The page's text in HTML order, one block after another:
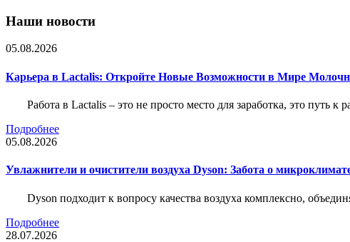
Наши новости
05.08.2026
Карьера в Lactalis: Откройте Новые Возможности в Мире
Работа в Lactalis – это не просто место для заработка, это путь
Подробнее
05.08.2026
Увлажнители и очистители воздуха Dyson: Забота о
Dyson подходит к вопросу качества воздуха комплексно,
Подробнее
28.07.2026